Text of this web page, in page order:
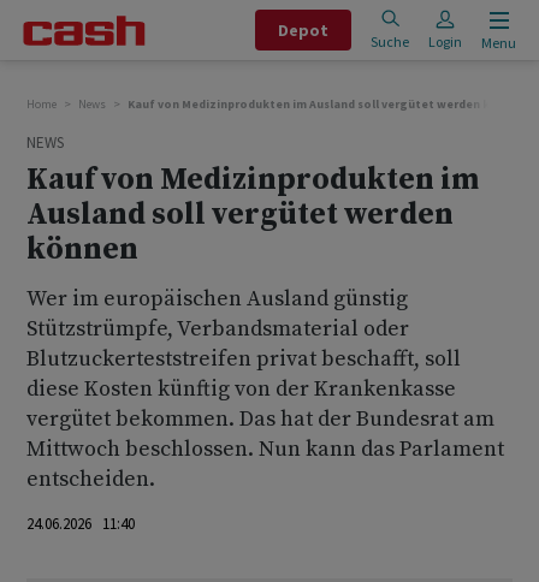
Depot
Suche Login Menu
Home News Kauf von Medizinprodukten im Ausland soll vergütet werden können
NEWS
Kauf von Medizinprodukten im
Ausland soll vergütet werden
können
Wer im europäischen Ausland günstig
Stützstrümpfe, Verbandsmaterial oder
Blutzuckerteststreifen privat beschafft, soll
diese Kosten künftig von der Krankenkasse
vergütet bekommen. Das hat der Bundesrat am
Mittwoch beschlossen. Nun kann das Parlament
entscheiden.
24.06.2026 11:40